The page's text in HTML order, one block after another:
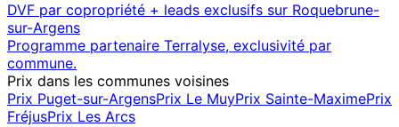
DVF par copropriété + leads exclusifs sur Roquebrune-
sur-Argens
Programme partenaire Terralyse, exclusivité par
commune.
Prix dans les communes voisines
Prix Puget-sur-ArgensPrix Le MuyPrix Sainte-MaximePrix
FréjusPrix Les Arcs